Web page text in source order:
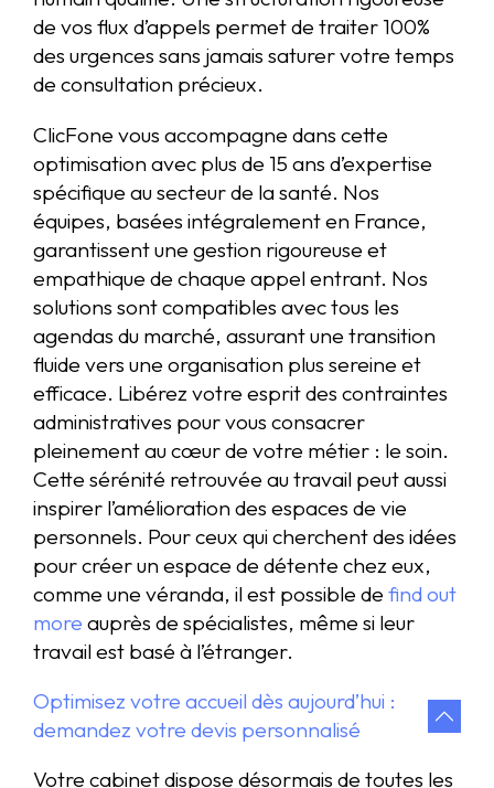
de vos flux d’appels permet de traiter 100%
des urgences sans jamais saturer votre temps
de consultation précieux.
ClicFone vous accompagne dans cette
optimisation avec plus de 15 ans d’expertise
spécifique au secteur de la santé. Nos
équipes, basées intégralement en France,
garantissent une gestion rigoureuse et
empathique de chaque appel entrant. Nos
solutions sont compatibles avec tous les
agendas du marché, assurant une transition
fluide vers une organisation plus sereine et
efficace. Libérez votre esprit des contraintes
administratives pour vous consacrer
pleinement au cœur de votre métier : le soin.
Cette sérénité retrouvée au travail peut aussi
inspirer l’amélioration des espaces de vie
personnels. Pour ceux qui cherchent des idées
pour créer un espace de détente chez eux,
comme une véranda, il est possible de find out
more auprès de spécialistes, même si leur
travail est basé à l’étranger.
Optimisez votre accueil dès aujourd’hui :
demandez votre devis personnalisé
Votre cabinet dispose désormais de toutes les